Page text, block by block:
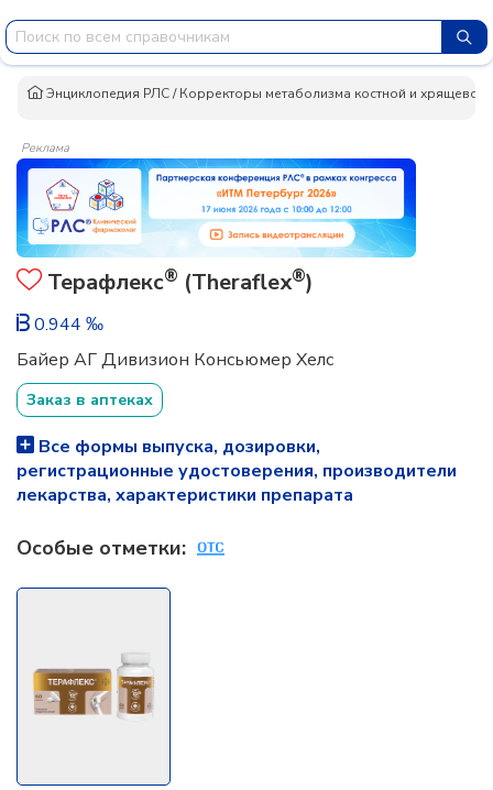
Энциклопедия РЛС/Корректоры метаболизма костной и хрящевой
Реклама
Терафлекс® (Theraflex®)
0.944 ‰
Байер АГ Дивизион Консьюмер Хелс
Заказ в аптеках
Все формы выпуска, дозировки,
регистрационные удостоверения, производители
лекарства, характеристики препарата
Особые отметки: